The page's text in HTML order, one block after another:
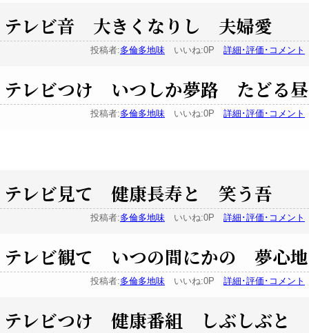
テレビ音 大きくなりし 夫婦愛
投稿者:多倫多地味 いいね:0P 詳細･評価･コメント
テレビつけ いつしか夢路 たどる昼
投稿者:多倫多地味 いいね:0P 詳細･評価･コメント
テレビ見て 健康長寿と 笑う吾
投稿者:多倫多地味 いいね:0P 詳細･評価･コメント
テレビ観て いつの間にかの 夢心地
投稿者:多倫多地味 いいね:0P 詳細･評価･コメント
テレビつけ 健康番組 しぶしぶと